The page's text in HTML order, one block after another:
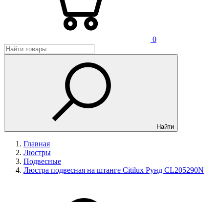
0
Найти
Главная
Люстры
Подвесные
Люстра подвесная на штанге Citilux Рунд CL205290N